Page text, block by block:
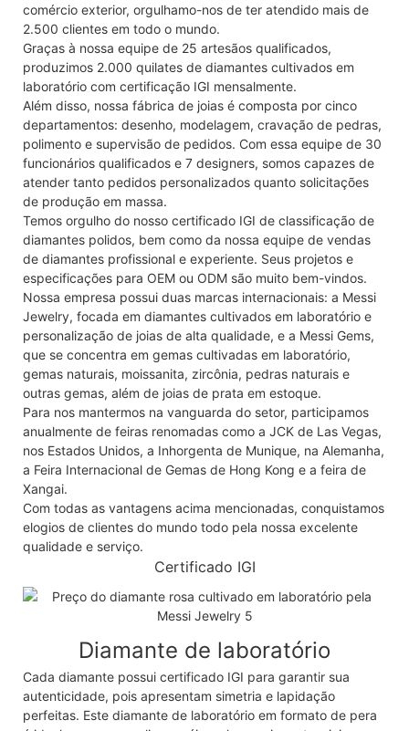
comércio exterior, orgulhamo-nos de ter atendido mais de
2.500 clientes em todo o mundo.
Graças à nossa equipe de 25 artesãos qualificados,
produzimos 2.000 quilates de diamantes cultivados em
laboratório com certificação IGI mensalmente.
Além disso, nossa fábrica de joias é composta por cinco
departamentos: desenho, modelagem, cravação de pedras,
polimento e supervisão de pedidos. Com essa equipe de 30
funcionários qualificados e 7 designers, somos capazes de
atender tanto pedidos personalizados quanto solicitações
de produção em massa.
Temos orgulho do nosso certificado IGI de classificação de
diamantes polidos, bem como da nossa equipe de vendas
de diamantes profissional e experiente. Seus projetos e
especificações para OEM ou ODM são muito bem-vindos.
Nossa empresa possui duas marcas internacionais: a Messi
Jewelry, focada em diamantes cultivados em laboratório e
personalização de joias de alta qualidade, e a Messi Gems,
que se concentra em gemas cultivadas em laboratório,
gemas naturais, moissanita, zircônia, pedras naturais e
outras gemas, além de joias de prata em estoque.
Para nos mantermos na vanguarda do setor, participamos
anualmente de feiras renomadas como a JCK de Las Vegas,
nos Estados Unidos, a Inhorgenta de Munique, na Alemanha,
a Feira Internacional de Gemas de Hong Kong e a feira de
Xangai.
Com todas as vantagens acima mencionadas, conquistamos
elogios de clientes do mundo todo pela nossa excelente
qualidade e serviço.
Certificado IGI
Diamante de laboratório
Cada diamante possui certificado IGI para garantir sua
autenticidade, pois apresentam simetria e lapidação
perfeitas. Este diamante de laboratório em formato de pera